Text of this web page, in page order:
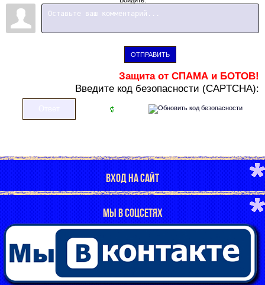
ОТПРАВИТЬ
Защита от СПАМА и БОТОВ!
Введите код безопасности (CAPTCHA):
ВХОД НА САЙТ
МЫ В СОЦСЕТЯХ